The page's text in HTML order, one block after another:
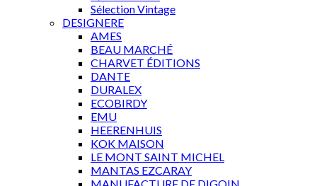
Sélection Vintage
DESIGNERE
AMES
BEAU MARCHÉ
CHARVET ÉDITIONS
DANTE
DURALEX
ECOBIRDY
EMU
HEERENHUIS
KOK MAISON
LE MONT SAINT MICHEL
MANTAS EZCARAY